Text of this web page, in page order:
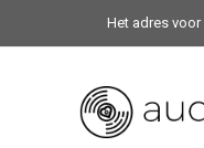
Het adres voor